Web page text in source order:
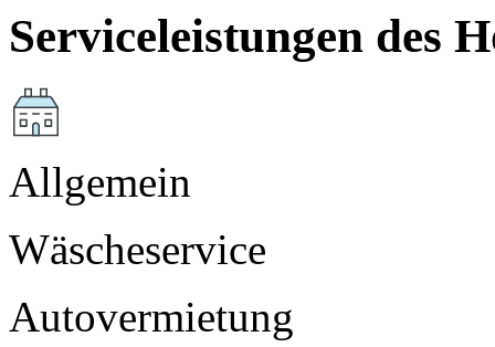
Serviceleistungen des
Allgemein
Wäscheservice
Autovermietung